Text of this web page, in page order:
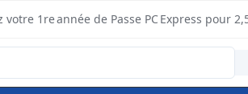
1re année de Passe PC Express pour